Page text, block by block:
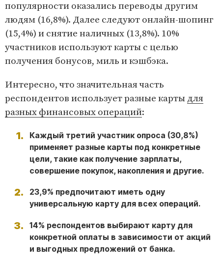
популярности оказались переводы другим
людям (16,8%). Далее следуют онлайн-шопинг
(15,4%) и снятие наличных (13,8%). 10%
участников используют карты с целью
получения бонусов, миль и кэшбэка.
Интересно, что значительная часть
респондентов использует разные карты для
разных финансовых операций:
Каждый третий участник опроса (30,8%)
применяет разные карты под конкретные
цели, такие как получение зарплаты,
совершение покупок, накопления и другие.
23,9% предпочитают иметь одну
универсальную карту для всех операций.
14% респондентов выбирают карту для
конкретной оплаты в зависимости от акций
и выгодных предложений от банка.